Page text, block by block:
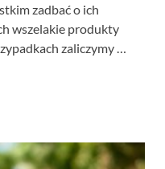
zadbać o ich
wszelakie produkty
zaliczymy …